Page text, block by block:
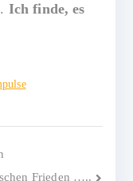
Ich finde, es
Frieden …..